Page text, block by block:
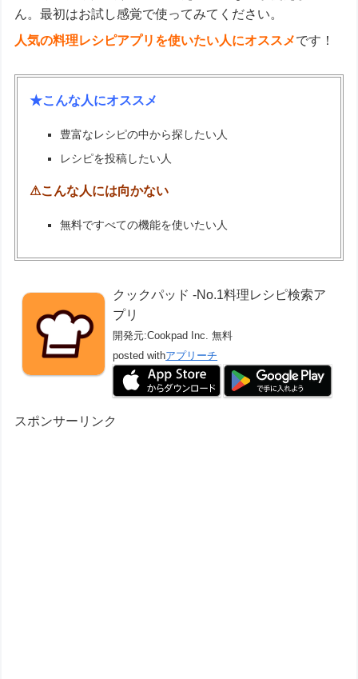
ん。最初はお試し感覚で使ってみてください。
人気の料理レシピアプリを使いたい人にオススメです！
★こんな人にオススメ
豊富なレシピの中から探したい人
レシピを投稿したい人
⚠こんな人には向かない
無料ですべての機能を使いたい人
クックパッド -No.1料理レシピ検索ア
プリ
開発元:Cookpad Inc. 無料
posted withアプリーチ
スポンサーリンク